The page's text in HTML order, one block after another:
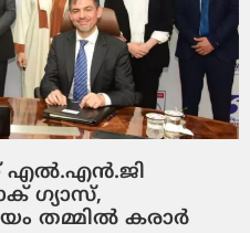
എൽ.എൻ.ജി
ഗ്യാസ്,
തമ്മിൽ കരാർ